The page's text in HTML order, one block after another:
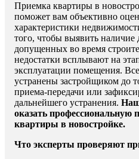
Приемка квартиры в
поможет вам объективно
характеристики
того, чтобы выявить наличие
допущенных во время
недостатки всплывают на
эксплуатации помещения.
устранены застройщиком до
приема-передачи или
дальнейшего устранения.
оказать профессиональную
квартиры в новостройке.
Что эксперты проверяют